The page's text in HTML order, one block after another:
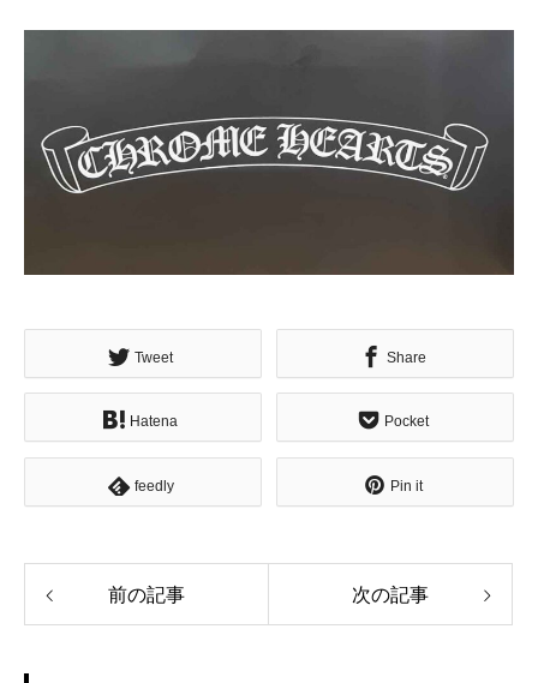
Tweet Share
Hatena Pocket
feedly Pin it
前の記事 次の記事